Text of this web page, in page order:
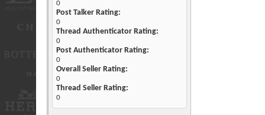
0
Post Talker Rating:
0
Thread Authenticator Rating:
0
Post Authenticator Rating:
0
Overall Seller Rating:
0
Thread Seller Rating:
0